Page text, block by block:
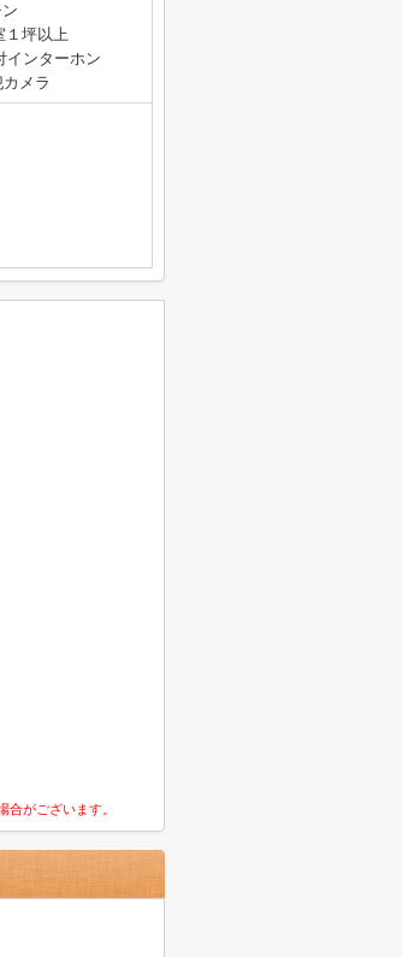
１坪以上
インターホン
カメラ
がございます。